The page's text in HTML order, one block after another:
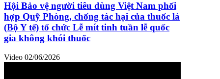
Hội Bảo vệ người tiêu dùng Việt Nam phối
hợp Quỹ Phòng, chống tác hại của thuốc lá
(Bộ Y tế) tổ chức Lễ mít tinh tuần lễ quốc
gia không khói thuốc
Video 02/06/2026